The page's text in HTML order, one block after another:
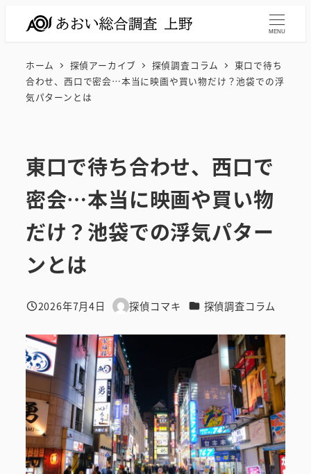
MENU
ホーム 探偵アーカイブ 探偵調査コラム
東口で待ち
合わせ、西口で密会…本当に映画や買い物だけ？池袋での浮
気パターンとは
東口で待ち合わせ、西口で
密会…本当に映画や買い物
だけ？池袋での浮気パター
ンとは
投稿日
2026年7月4日
著
探偵コマキ カテゴリー
探偵調査コラム